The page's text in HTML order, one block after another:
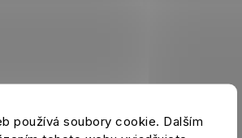
používá soubory cookie. Dalším